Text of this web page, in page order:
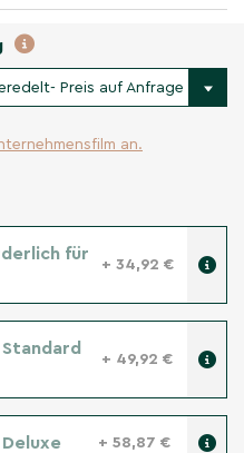
Preis auf Anfrage
an.
für
+ 34,92 €
+ 49,92 €
+ 58,87 €